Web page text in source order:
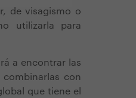
de visagismo o
utilizarla para
a encontrar las
con
que tiene el